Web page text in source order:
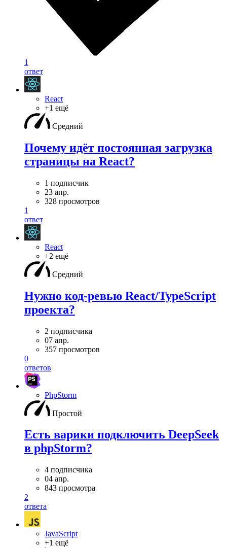
1
ответ
React
+1 ещё
Средний
Почему идёт постоянная загрузка
страницы на React?
1 подписчик
23 апр.
328 просмотров
1
ответ
React
+2 ещё
Средний
Нужно код-ревью React/TypeScript
проекта?
2 подписчика
07 апр.
357 просмотров
0
ответов
PhpStorm
Простой
Есть варики подключить DeepSeek
в phpStorm?
4 подписчика
04 апр.
843 просмотра
2
ответа
JavaScript
+1 ещё